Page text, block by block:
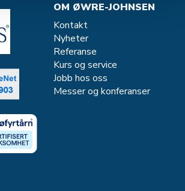
OM ØWRE-JOHNSEN
Kontakt
Nyheter
Referanse
Kurs og service
Jobb hos oss
Messer og konferanser